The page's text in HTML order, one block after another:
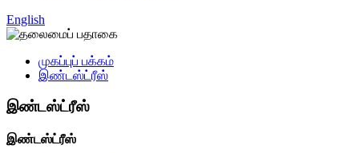
English
முகப்புப் பக்கம்
இண்டஸ்ட்ரீஸ்
இண்டஸ்ட்ரீஸ்
இண்டஸ்ட்ரீஸ்